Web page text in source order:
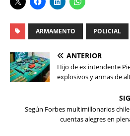
ARMAMENTO POLICIAL
ANTERIOR
Hijo de ex intendente
explosivos y armas de
Según Forbes multimillonarios
cuentas alegres en